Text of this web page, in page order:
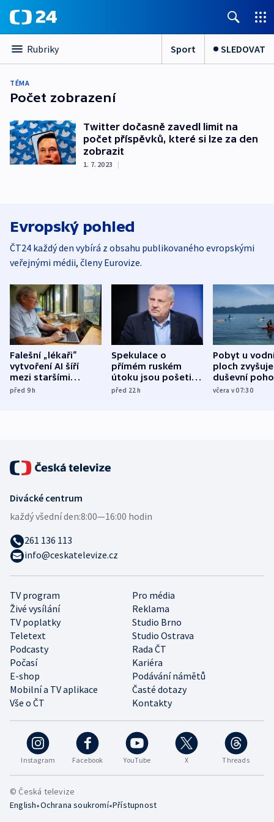
Rubriky Sport SLEDOVAT
TÉMA
Počet zobrazení
Twitter dočasně zavedl limit na
počet příspěvků, které si lze za den
zobrazit
1. 7. 2023 |
Evropský pohled
ČT24 každý den vybírá z obsahu publikovaného evropskými
veřejnými médii, členy Eurovize.
Falešní „lékaři“
vytvoření AI šíří
mezi staršími
Poláky nebezpečné
před 9h
Spekulace o
přímém ruském
útoku jsou pošetilé,
míní estonský
před 22h
Pobyt u
ploch zvyšuje
duševní
ukázala
včera v 07:30
Instagram Facebook YouTube X Threads
TV program
Pro média
Živé vysílání
Reklama
TV poplatky
Studio Brno
Teletext
Studio Ostrava
Podcasty
Rada ČT
Počasí
Kariéra
E-shop
Podávání námětů
Mobilní a TV aplikace
Časté dotazy
Vše o ČT
Kontakty
Divácké centrum
každý všední den:8:00—16:00 hodin
261 136 113
info@ceskatelevize.cz
© Česká televize
English•Ochrana soukromí•Přístupnost